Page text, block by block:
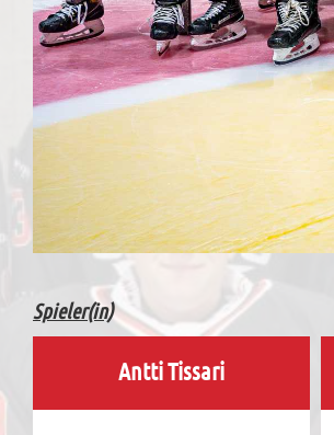
Spieler(in)
Antti Tissari